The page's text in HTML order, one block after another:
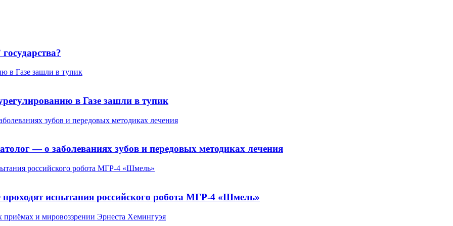
в Газе зашли в тупик
в Газе зашли в тупик
зубов и передовых методиках лечения
— о заболеваниях зубов и передовых методиках лечения
российского робота МГР-4 «Шмель»
испытания российского робота МГР-4 «Шмель»
и мировоззрении Эрнеста Хемингуэя